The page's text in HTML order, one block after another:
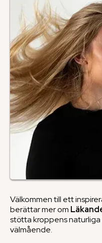
Välkommen till ett
berättar mer om
stötta kroppens
välmående.